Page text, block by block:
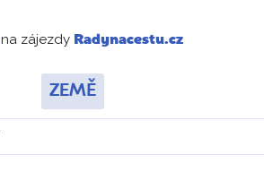
na zájezdy Radynacestu.cz
ZEMĚ